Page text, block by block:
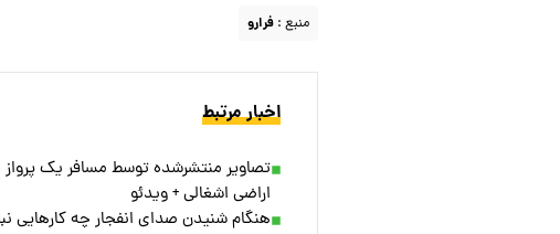
منبع : فرارو
اخبار مرتبط
تصاویر منتشرشده توسط مسافر یک
اراضی اشغالی + ویدئو
هنگام شنیدن صدای انفجار چه کارهایی